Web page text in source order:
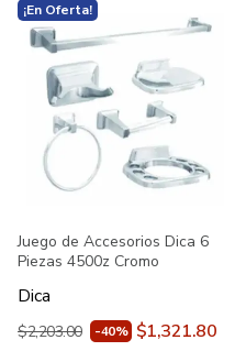
¡En Oferta!
Juego de Accesorios Dica 6
Piezas 4500z Cromo
Dica
$2,203.00 -40% $1,321.80